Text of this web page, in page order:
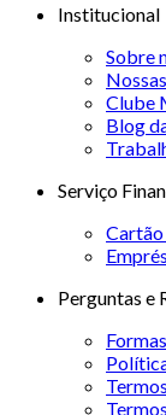
Institucional
Sobre
Clube
Blog
Serviço
Perguntas e